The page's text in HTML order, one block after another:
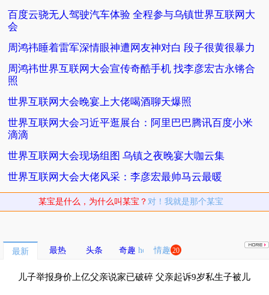
百度云骁无人驾驶汽车体验 全程参与乌镇世界互联网大
会
周鸿祎睡着雷军深情眼神遭网友神对白 段子很黄很暴力
周鸿祎世界互联网大会宣传奇酷手机 找李彦宏古永锵合
照
世界互联网大会晚宴上大佬喝酒聊天爆照
世界互联网大会习近平逛展台：阿里巴巴腾讯百度小米
滴滴
世界互联网大会现场组图 乌镇之夜晚宴大咖云集
世界互联网大会大佬风采：李彦宏最帅马云最暖
某宝是什么，为什么叫某宝？ 对！我就是那个某宝
最新 最热 头条 奇趣 情趣 20
儿子举报身价上亿父亲说家已破碎 父亲起诉9岁私生子被儿